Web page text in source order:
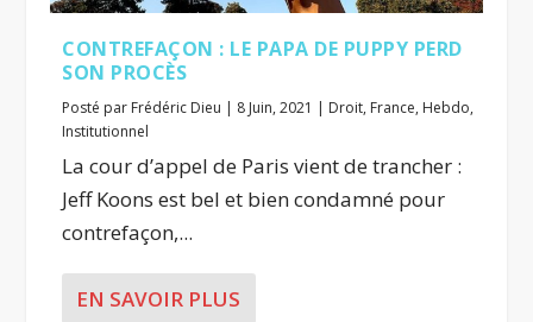
CONTREFAÇON : LE PAPA DE PUPPY PERD
SON PROCÈS
Posté par Frédéric Dieu | 8 Juin, 2021 | Droit, France, Hebdo,
Institutionnel
La cour d’appel de Paris vient de trancher :
Jeff Koons est bel et bien condamné pour
contrefaçon,...
EN SAVOIR PLUS